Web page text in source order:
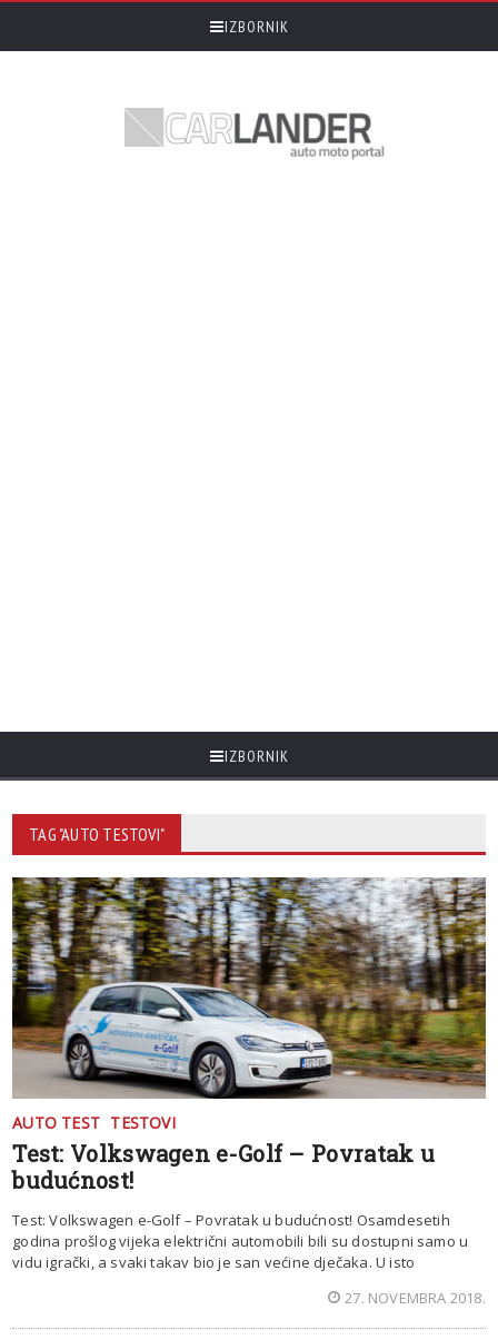
IZBORNIK
IZBORNIK
TAG "AUTO TESTOVI"
AUTO TEST TESTOVI
Test: Volkswagen e-Golf – Povratak u
budućnost!
Test: Volkswagen e-Golf – Povratak u budućnost! Osamdesetih
godina prošlog vijeka električni automobili bili su dostupni samo u
vidu igrački, a svaki takav bio je san većine dječaka. U isto
27. NOVEMBRA 2018.